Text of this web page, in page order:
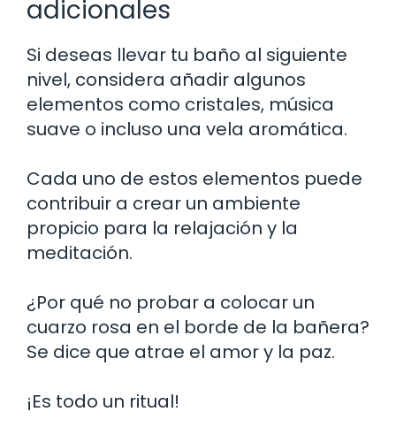
adicionales
Si deseas llevar tu baño al siguiente
nivel, considera añadir algunos
elementos como cristales, música
suave o incluso una vela aromática.
Cada uno de estos elementos puede
contribuir a crear un ambiente
propicio para la relajación y la
meditación.
¿Por qué no probar a colocar un
cuarzo rosa en el borde de la bañera?
Se dice que atrae el amor y la paz.
¡Es todo un ritual!